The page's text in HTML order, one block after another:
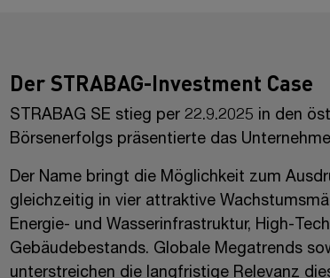
Der STRABAG-Investment Case
STRABAG SE stieg per 22.9.2025 in den
Börsenerfolgs präsentierte das
Der Name bringt die Möglichkeit zum
gleichzeitig in vier attraktive
Energie- und Wasserinfrastruktur, High-
Gebäudebestands. Globale Megatrends
unterstreichen die langfristige Relevanz